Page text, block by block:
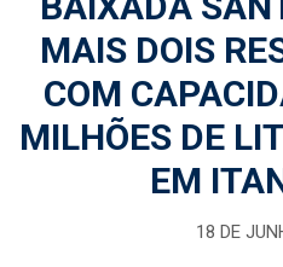
MAIS DOIS
COM
MILHÕES DE
EM
18 DE